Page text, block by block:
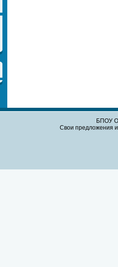
БПОУ
Свои предложения